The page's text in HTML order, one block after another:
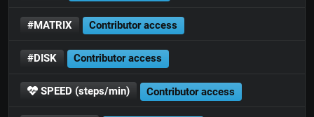
#MATRIX Contributor access
#DISK Contributor access
SPEED (steps/min) Contributor access